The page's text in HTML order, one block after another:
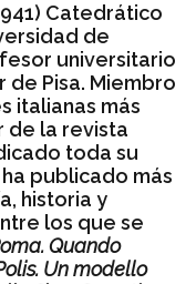
Catedrático
de
universitario
de Pisa. Miembro
italianas más
de la revista
toda su
publicado más
historia y
los que se
Quando
Un modello